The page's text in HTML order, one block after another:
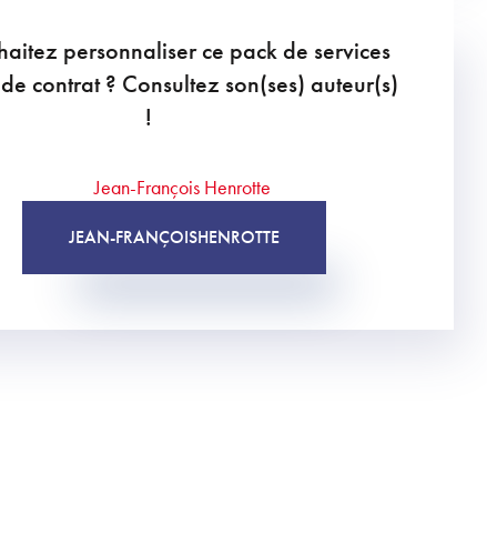
personnaliser ce pack de services
contrat ? Consultez son(ses) auteur(s)
!
JEAN-FRANÇOISHENROTTE